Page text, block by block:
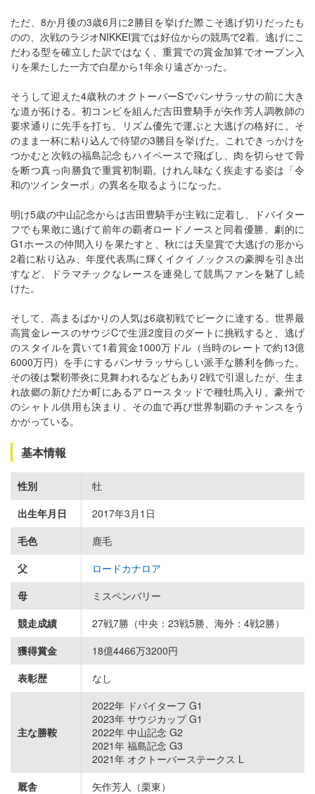
ただ、8か月後の3歳6月に2勝目を挙げた際こそ逃げ切りだったも
のの、次戦のラジオNIKKEI賞では好位からの競馬で2着。逃げにこ
だわる型を確立した訳ではなく、重賞での賞金加算でオープン入
りを果たした一方で白星から1年余り遠ざかった。
そうして迎えた4歳秋のオクトーバーSでパンサラッサの前に大き
な道が拓ける。初コンビを組んだ吉田豊騎手が矢作芳人調教師の
要求通りに先手を打ち、リズム優先で運ぶと大逃げの格好に。そ
のまま一杯に粘り込んで待望の3勝目を挙げた。これできっかけを
つかむと次戦の福島記念もハイペースで飛ばし、肉を切らせて骨
を断つ真っ向勝負で重賞初制覇。けれん味なく疾走する姿は「令
和のツインターボ」の異名を取るようになった。
明け5歳の中山記念からは吉田豊騎手が主戦に定着し、ドバイター
フでも果敢に逃げて前年の覇者ロードノースと同着優勝。劇的に
G1ホースの仲間入りを果たすと、秋には天皇賞で大逃げの形から
2着に粘り込み、年度代表馬に輝くイクイノックスの豪脚を引き出
すなど、ドラマチックなレースを連発して競馬ファンを魅了し続
けた。
そして、高まるばかりの人気は6歳初戦でピークに達する。世界最
高賞金レースのサウジCで生涯2度目のダートに挑戦すると、逃げ
のスタイルを貫いて1着賞金1000万ドル（当時のレートで約13億
6000万円）を手にするパンサラッサらしい派手な勝利を飾った。
その後は繋靭帯炎に見舞われるなどもあり2戦で引退したが、生ま
れ故郷の新ひだか町にあるアロースタッドで種牡馬入り。豪州で
のシャトル供用も決まり、その血で再び世界制覇のチャンスをう
かがっている。
基本情報
性別
牡
出生年月日
2017年3月1日
毛色
鹿毛
父
ロードカナロア
母
ミスペンバリー
競走成績
27戦7勝（中央：23戦5勝、海外：4戦2勝）
獲得賞金
18億4466万3200円
表彰歴
なし
主な勝鞍
2022年 ドバイターフ G1
2023年 サウジカップ G1
2022年 中山記念 G2
2021年 福島記念 G3
2021年 オクトーバーステークス L
厩舎
矢作芳人（栗東）